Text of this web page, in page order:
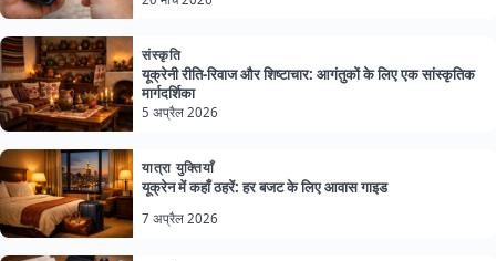
संस्कृति
यूक्रेनी रीति-रिवाज और शिष्टाचार: आगंतुकों के लिए एक सांस्कृतिक
मार्गदर्शिका
5 अप्रैल 2026
यात्रा युक्तियाँ
यूक्रेन में कहाँ ठहरें: हर बजट के लिए आवास गाइड
7 अप्रैल 2026